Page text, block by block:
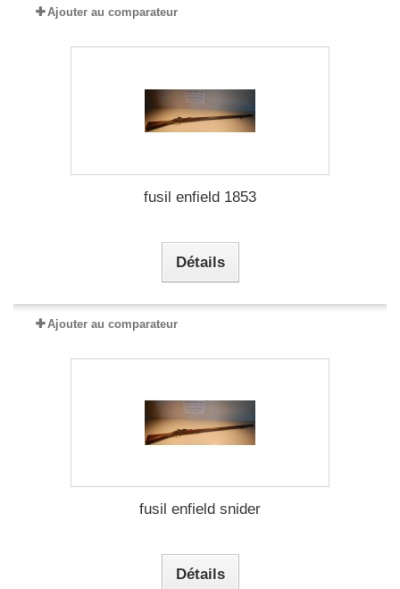
Ajouter au comparateur
fusil enfield 1853
Détails
Ajouter au comparateur
fusil enfield snider
Détails